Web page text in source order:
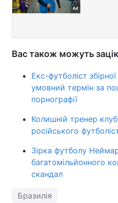
Вас також можуть
Екс-футболіст
умовний термін за
порнографії
Колишній тренер
російського
Зірка футболу
багатомільйонного
скандал
Бразилія